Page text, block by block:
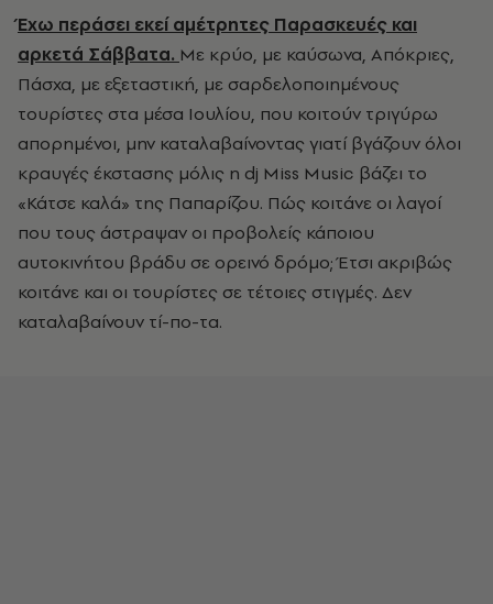
Έχω περάσει εκεί αμέτρητες Παρασκευές και
αρκετά Σάββατα. Με κρύο, με καύσωνα, Απόκριες,
Πάσχα, με εξεταστική, με σαρδελοποιημένους
τουρίστες στα μέσα Ιουλίου, που κοιτούν τριγύρω
απορημένοι, μην καταλαβαίνοντας γιατί βγάζουν όλοι
κραυγές έκστασης μόλις η dj Miss Music βάζει το
«Κάτσε καλά» της Παπαρίζου. Πώς κοιτάνε οι λαγοί
που τους άστραψαν οι προβολείς κάποιου
αυτοκινήτου βράδυ σε ορεινό δρόμο; Έτσι ακριβώς
κοιτάνε και οι τουρίστες σε τέτοιες στιγμές. Δεν
καταλαβαίνουν τί-πο-τα.